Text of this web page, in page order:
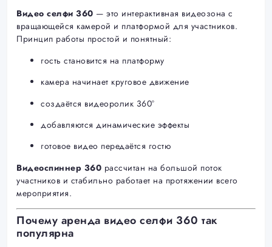
Видео селфи 360 — это интерактивная видеозона с
вращающейся камерой и платформой для участников.
Принцип работы простой и понятный:
гость становится на платформу
камера начинает круговое движение
создаётся видеоролик 360°
добавляются динамические эффекты
готовое видео передаётся гостю
Видеоспиннер 360 рассчитан на большой поток
участников и стабильно работает на протяжении всего
мероприятия.
Почему аренда видео селфи 360 так
популярна